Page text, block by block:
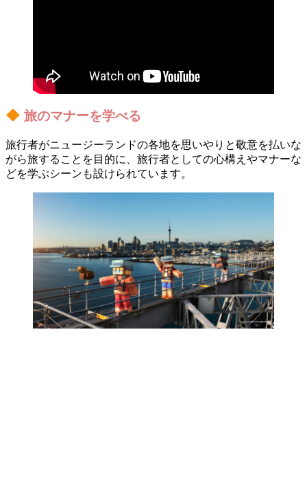
旅のマナーを学べる
旅行者がニュージーランドの各地を思いやりと敬意を払いな
がら旅することを目的に、旅行者としての心構えやマナーな
どを学ぶシーンも設けられています。